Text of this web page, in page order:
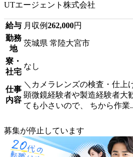
UTエージェント株式会社
給与 月収例262,000円
勤務
地
茨城県 常陸大宮市
寮・
社宅
なし
仕事
内容
＼カメラレンズの検査・仕上
顕微鏡経験者や製造経験者大
ても小さいので、 ちから作業
募集が停止しています